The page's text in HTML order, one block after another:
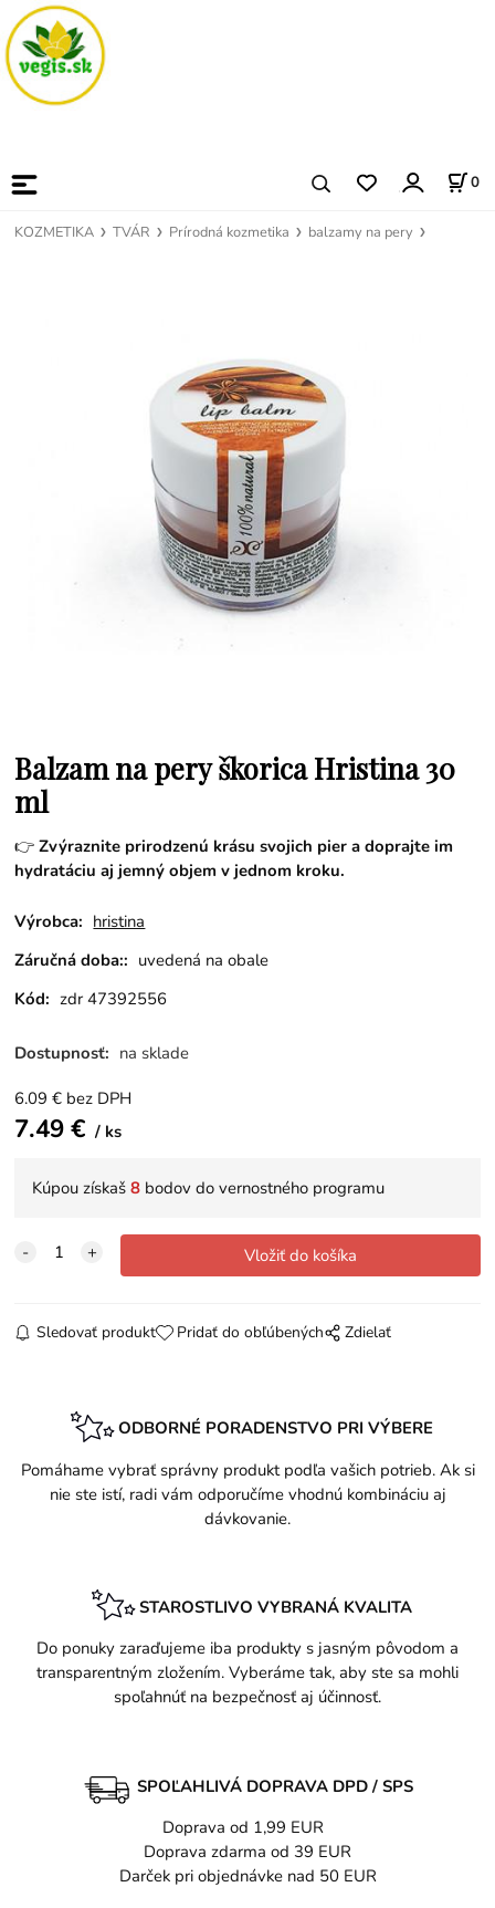
0
KOZMETIKA TVÁR Prírodná kozmetika balzamy na pery
Balzam na pery škorica Hristina 30
ml
👉Zvýraznite prirodzenú krásu svojich pier a doprajte im
hydratáciu aj jemný objem v jednom kroku.
Výrobca: hristina
Záručná doba:: uvedená na obale
Kód: zdr 47392556
Dostupnosť: na sklade
6.09 € bez DPH
7.49€ ks
Kúpou získaš8 bodov do vernostného programu
Sledovať produkt Pridať do obľúbených Zdielať
ODBORNÉ PORADENSTVO PRI VÝBERE
Pomáhame vybrať správny produkt podľa vašich potrieb. Ak si
nie ste istí, radi vám odporučíme vhodnú kombináciu aj
dávkovanie.
STAROSTLIVO VYBRANÁ KVALITA
Do ponuky zaraďujeme iba produkty s jasným pôvodom a
transparentným zložením. Vyberáme tak, aby ste sa mohli
spoľahnúť na bezpečnosť aj účinnosť.
SPOĽAHLIVÁ DOPRAVA DPD / SPS
Doprava od 1,99 EUR
Doprava zdarma od 39 EUR
Darček pri objednávke nad 50 EUR